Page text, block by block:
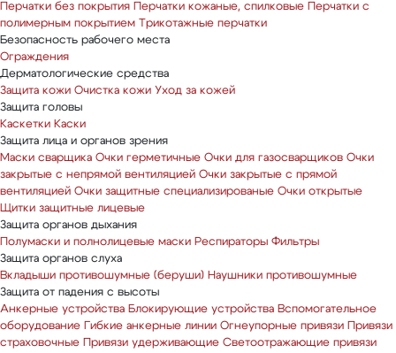
Перчатки без покрытия
Перчатки кожаные, спилковые
Перчатки с
полимерным покрытием
Трикотажные перчатки
Безопасность рабочего места
Ограждения
Дерматологические средства
Защита кожи Очистка кожи Уход за кожей
Защита головы
Каскетки Каски
Защита лица и органов зрения
Маски сварщика Очки герметичные Очки для газосварщиков Очки
закрытые с непрямой вентиляцией Очки закрытые с прямой
вентиляцией Очки защитные специализированые Очки открытые
Щитки защитные лицевые
Защита органов дыхания
Полумаски и полнолицевые маски Респираторы Фильтры
Защита органов слуха
Вкладыши противошумные (беруши) Наушники противошумные
Защита от падения с высоты
Анкерные устройства Блокирующие устройства Вспомогательное
оборудование
Гибкие анкерные линии Огнеупорные привязи
Привязи
страховочные
Привязи удерживающие Светоотражающие привязи